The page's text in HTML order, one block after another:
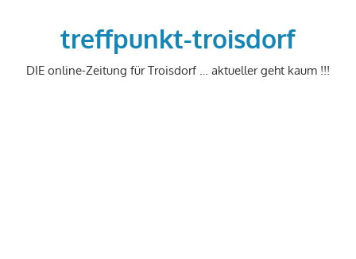
treffpunkt-troisdorf
DIE online-Zeitung für Troisdorf … aktueller geht kaum !!!